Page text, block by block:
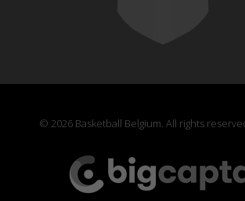
© 2026 Basketball Belgium. All rights